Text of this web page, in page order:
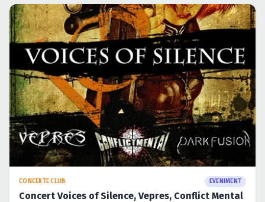
CONCERTE CLUB EVENIMENT
Concert Voices of Silence, Vepres, Conflict Mental